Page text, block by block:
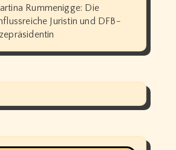
Rummenigge: Die
Juristin und DFB-